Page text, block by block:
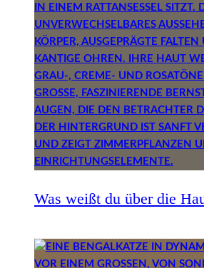
Was weißt du über die